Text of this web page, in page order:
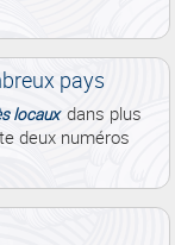
pays
locaux dans plus
deux numéros